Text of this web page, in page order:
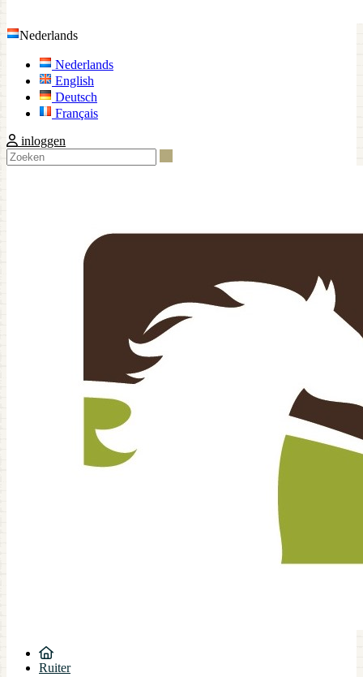
Nederlands
Nederlands
English
Deutsch
Français
inloggen
Ruiter